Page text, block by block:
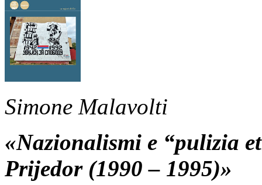
Simone Malavolti
«Nazionalismi e “pulizia
Prijedor (1990 – 1995)»